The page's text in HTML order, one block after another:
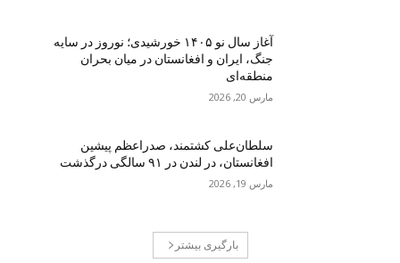
آغاز سال نو ۱۴۰۵ خورشیدی؛ نوروز در سایه
جنگ، ایران و افغانستان در میان بحران
منطقه‌ای
مارس 20, 2026
سلطان‌علی کشتمند، صدراعظم پیشین
افغانستان، در لندن در ۹۱ سالگی درگذشت
مارس 19, 2026
بارگیری بیشتر